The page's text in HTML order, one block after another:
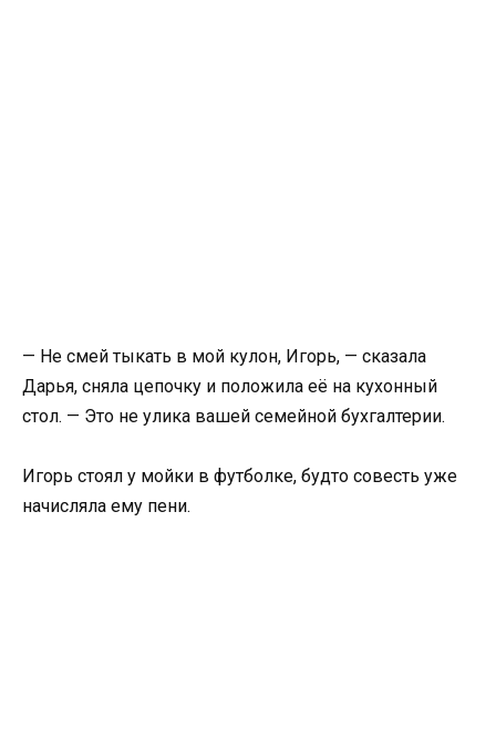
— Не смей тыкать в мой кулон, Игорь, — сказала
Дарья, сняла цепочку и положила её на кухонный
стол. — Это не улика вашей семейной бухгалтерии.
Игорь стоял у мойки в футболке, будто совесть уже
начисляла ему пени.